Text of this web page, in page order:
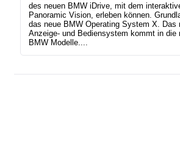
des neuen BMW iDrive, mit dem
Panoramic Vision, erleben können.
das neue BMW Operating System X. Das
Anzeige- und Bediensystem kommt in die
BMW Modelle....